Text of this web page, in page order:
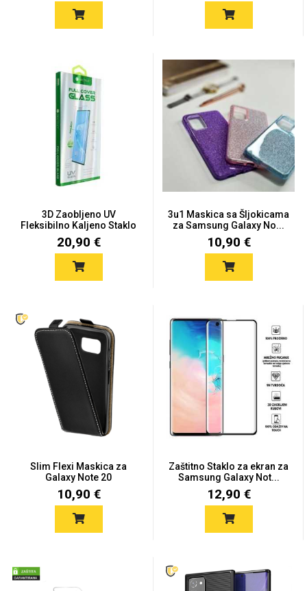
3D Zaobljeno UV
Fleksibilno Kaljeno Staklo
za...
20,90 €
3u1 Maskica sa Šljokicama
za Samsung Galaxy No...
10,90 €
Slim Flexi Maskica za
Galaxy Note 20
10,90 €
Zaštitno Staklo za ekran za
Samsung Galaxy Not...
12,90 €
Za njega
Svijet životinja Auto - Moto motivi
Mandale / Cvjetni
motivi
Citati & Stihovi
MarbleMania
Gaming motivi Crtani filmovi
Sportski motivi Obiteljski motivi